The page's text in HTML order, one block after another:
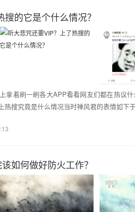
的它是个什么情况？
拿着刷一刷各大APP看看网友们都在热议
热搜究竟是什么情况当时禅风君的表情如
如何做好防火工作？